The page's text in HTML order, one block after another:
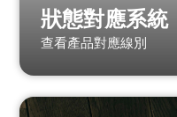
狀態對應系統
查看產品對應線別